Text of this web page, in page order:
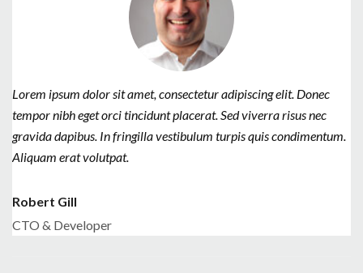
Lorem ipsum dolor sit amet, consectetur adipiscing elit. Donec
tempor nibh eget orci tincidunt placerat. Sed viverra risus nec
gravida dapibus. In fringilla vestibulum turpis quis condimentum.
Aliquam erat volutpat.
Robert Gill
CTO & Developer